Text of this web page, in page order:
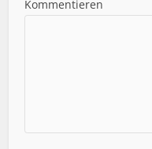
Kommentieren